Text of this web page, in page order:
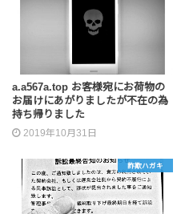
a.a567a.top お客様宛にお荷物の
お届けにあがりましたが不在の為
持ち帰りました
2019年10月31日
詐欺ハガキ